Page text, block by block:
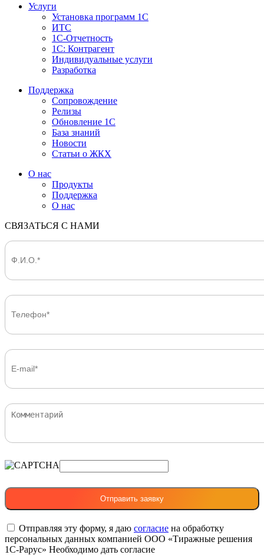
Услуги
Установка программ 1С
ИТС
1С-Отчетность
1С: Контрагент
Индивидуальные услуги
Разработка
Поддержка
Сопровождение
Релизы
Обновление 1С
База знаний
Новости
Статьи о ЖКХ
О нас
Продукты
Поддержка
О нас
СВЯЗАТЬСЯ С НАМИ
Отправляя эту форму, я даю согласие на обработку
персональных данных компанией ООО «Тиражные решения
1С-Рарус» Необходимо дать согласие